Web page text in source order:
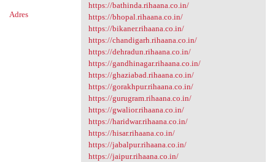
Adres
https://bathinda.rihaana.co.in/
https://bhopal.rihaana.co.in/
https://bikaner.rihaana.co.in/
https://chandigarh.rihaana.co.in/
https://dehradun.rihaana.co.in/
https://gandhinagar.rihaana.co.in/
https://ghaziabad.rihaana.co.in/
https://gorakhpur.rihaana.co.in/
https://gurugram.rihaana.co.in/
https://gwalior.rihaana.co.in/
https://haridwar.rihaana.co.in/
https://hisar.rihaana.co.in/
https://jabalpur.rihaana.co.in/
https://jaipur.rihaana.co.in/